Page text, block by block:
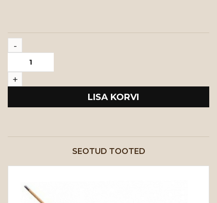
LISA KORVI
SEOTUD TOOTED